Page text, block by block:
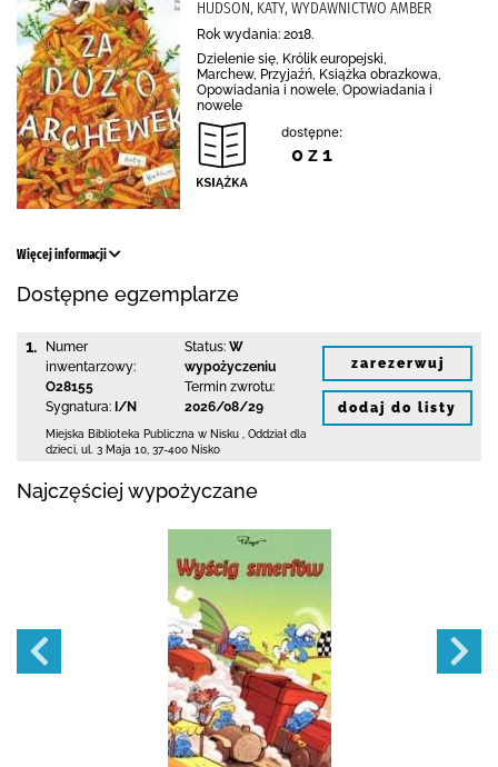
HUDSON, KATY, WYDAWNICTWO AMBER
Rok wydania: 2018.
Dzielenie się, Królik europejski,
Marchew, Przyjaźń, Książka obrazkowa,
Opowiadania i nowele, Opowiadania i
nowele
dostępne:
0 z 1
Więcej informacji
Dostępne egzemplarze
1.
Numer
inwentarzowy:
O28155
Sygnatura: I/N
Status: W
wypożyczeniu
Termin zwrotu:
2026/08/29
Miejska Biblioteka Publiczna w Nisku
Oddział dla
dzieci, ul. 3 Maja 10 37-400 Nisko
zarezerwuj
dodaj do listy
Najczęściej wypożyczane